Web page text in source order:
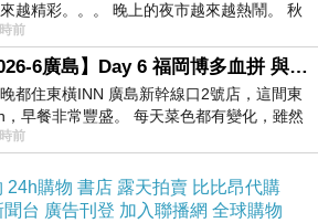
越精彩。。。 晚上的夜市越來越熱鬧。 秋
刮得很熱 夜遊消暑熱。。。
前
【2026-6廣島】Day 6 福岡博多血拼 與機場接送少年司機深夜對談
都住東橫INN 廣島新幹線口2號店，這間東
，早餐非常豐盛。 每天菜色都有變化，雖然
作人員拿出料理包加熱，但
前
24h購物 書店 露天拍賣 比比昂代購
台 廣告刊登 加入聯播網 全球購物